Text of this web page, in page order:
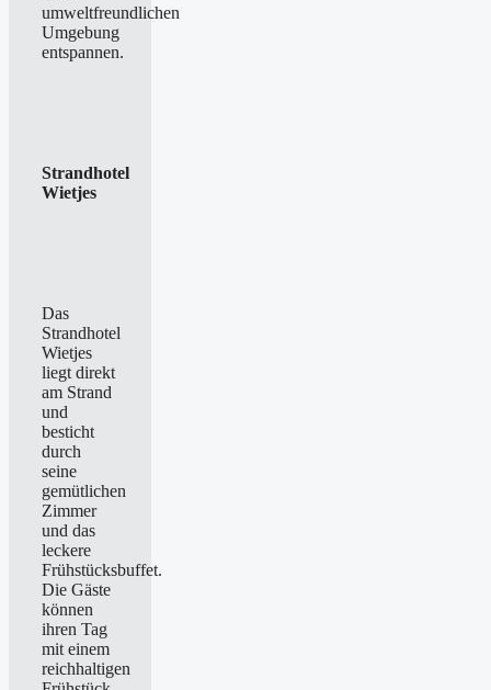
umweltfreundlichen
Umgebung
entspannen.
Strandhotel
Wietjes
Das
Strandhotel
Wietjes
liegt direkt
am Strand
und
besticht
durch
seine
gemütlichen
Zimmer
und das
leckere
Frühstücksbuffet.
Die Gäste
können
ihren Tag
mit einem
reichhaltigen